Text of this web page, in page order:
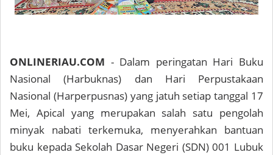
ONLINERIAU.COM - Dalam peringatan Hari Buku
Nasional (Harbuknas) dan Hari Perpustakaan
Nasional (Harperpusnas) yang jatuh setiap tanggal 17
Mei, Apical yang merupakan salah satu pengolah
minyak nabati terkemuka, menyerahkan bantuan
buku kepada Sekolah Dasar Negeri (SDN) 001 Lubuk